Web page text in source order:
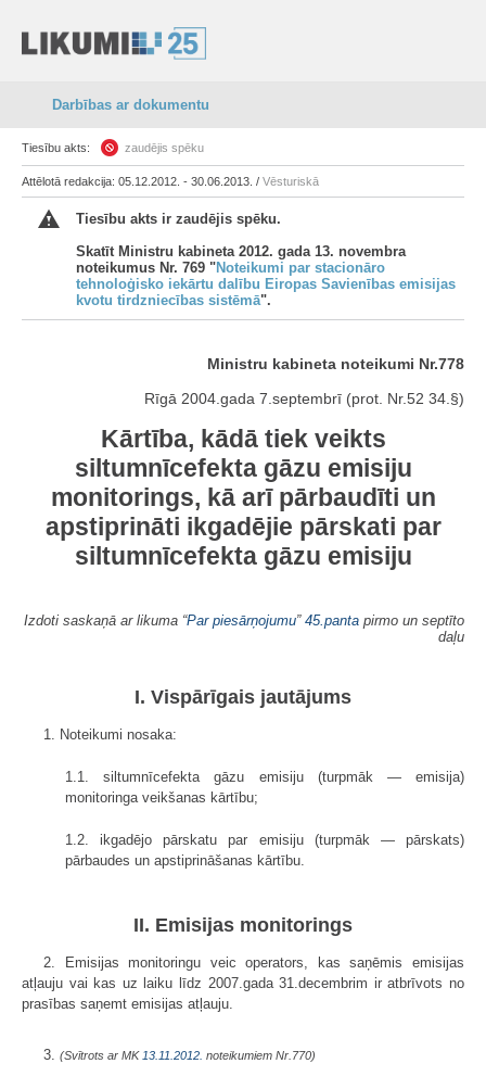
Darbības ar dokumentu
Tiesību akts: zaudējis spēku
Attēlotā redakcija: 05.12.2012. - 30.06.2013. / Vēsturiskā
Tiesību akts ir zaudējis spēku.
Skatīt Ministru kabineta 2012. gada 13. novembra
noteikumus Nr. 769 "Noteikumi par stacionāro
tehnoloģisko iekārtu dalību Eiropas Savienības emisijas
kvotu tirdzniecības sistēmā".
Ministru kabineta noteikumi Nr.778
Rīgā 2004.gada 7.septembrī (prot. Nr.52 34.§)
Kārtība, kādā tiek veikts
siltumnīcefekta gāzu emisiju
monitorings, kā arī pārbaudīti un
apstiprināti ikgadējie pārskati par
siltumnīcefekta gāzu emisiju
Izdoti saskaņā ar likuma “Par piesārņojumu” 45.panta pirmo un septīto
daļu
I. Vispārīgais jautājums
1. Noteikumi nosaka:
1.1. siltumnīcefekta gāzu emisiju (turpmāk — emisija)
monitoringa veikšanas kārtību;
1.2. ikgadējo pārskatu par emisiju (turpmāk — pārskats)
pārbaudes un apstiprināšanas kārtību.
II. Emisijas monitorings
2. Emisijas monitoringu veic operators, kas saņēmis emisijas
atļauju vai kas uz laiku līdz 2007.gada 31.decembrim ir atbrīvots no
prasības saņemt emisijas atļauju.
3. (Svītrots ar MK 13.11.2012. noteikumiem Nr.770)